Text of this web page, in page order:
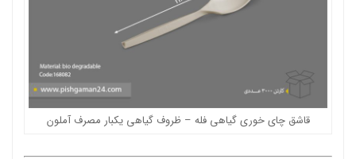
قاشق چای خوری گیاهی فله – ظروف گیاهی یکبار مصرف آملون